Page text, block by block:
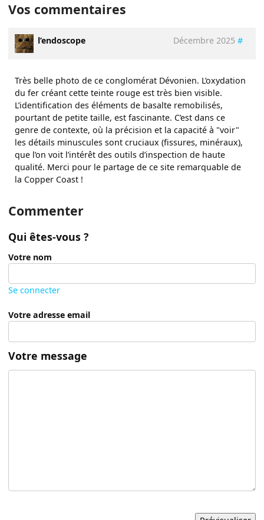
Vos commentaires
l’endoscope Décembre 2025 #
Très belle photo de ce conglomérat Dévonien. L’oxydation
du fer créant cette teinte rouge est très bien visible.
L’identification des éléments de basalte remobilisés,
pourtant de petite taille, est fascinante. C’est dans ce
genre de contexte, où la précision et la capacité à "voir"
les détails minuscules sont cruciaux (fissures, minéraux),
que l’on voit l’intérêt des outils d’inspection de haute
qualité. Merci pour le partage de ce site remarquable de
la Copper Coast !
Commenter
Qui êtes-vous ?
Votre nom
Se connecter
Votre adresse email
Votre message